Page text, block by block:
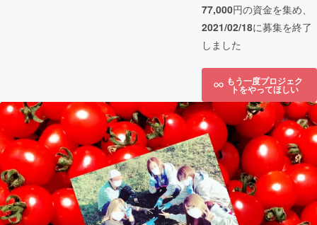
77,000円の資金を集め、
2021/02/18に募集を終了
しました
もう一度プロジェク
トをやってほしい